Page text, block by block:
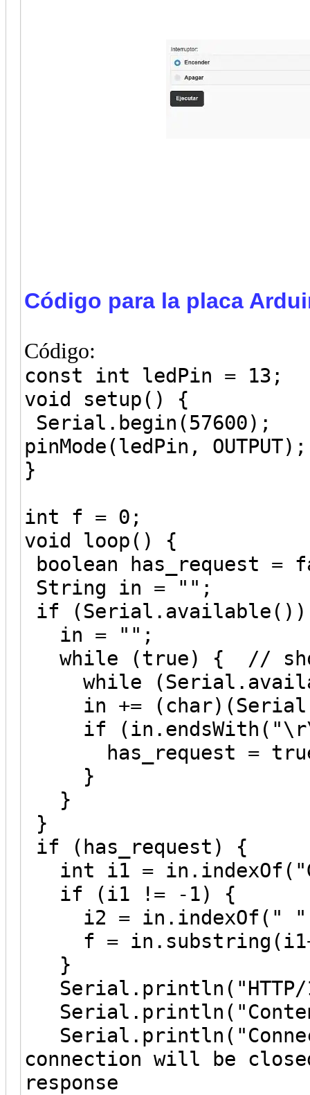
Código para la placa
Código:
const int ledPin = 13;
void setup() {
Serial.begin(57600);
pinMode(ledPin, OUTPUT);
}
int f = 0;
void loop() {
boolean has_request =
String in = "";
if
in = "";
while (true) { //
while
in +=
if
has_request =
}
}
}
if (has_request) {
int i1 =
if (i1 != -1) {
i2 = in.indexOf(" ",
f =
}
Serial.println("HTTP/
connection will be
response